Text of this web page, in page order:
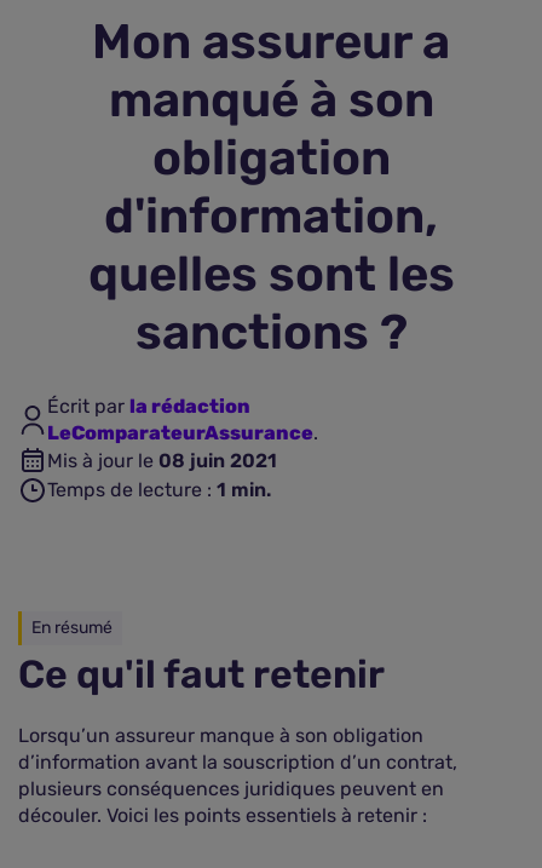
Assurance vie
Plus d'assurances
Mon assureur a
manqué à son
obligation
d'information,
quelles sont les
sanctions ?
Écrit par la rédaction
LeComparateurAssurance.
Mis à jour le 08 juin 2021
Temps de lecture : 1 min.
En résumé
Ce qu'il faut retenir
Lorsqu’un assureur manque à son obligation
d’information avant la souscription d’un contrat,
plusieurs conséquences juridiques peuvent en
découler. Voici les points essentiels à retenir :